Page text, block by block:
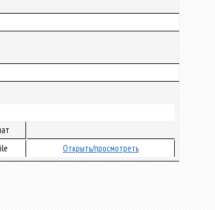
Открыть/просмотреть